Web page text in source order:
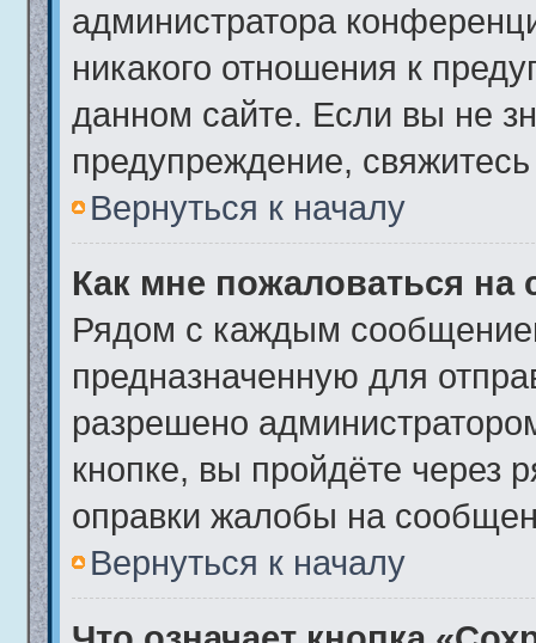
администратора
никакого отношения к
данном сайте. Если вы не
предупреждение,
Вернуться к началу
Как мне пожаловаться
Рядом с каждым
предназначенную для
разрешено
кнопке, вы пройдёте через
оправки жалобы на
Вернуться к началу